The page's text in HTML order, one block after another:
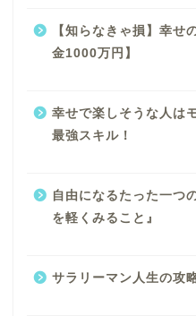
【知らなきゃ損】幸せ
金1000万円】
幸せで楽しそうな人は
最強スキル！
自由になるたった一つ
を軽くみること』
サラリーマン人生の攻